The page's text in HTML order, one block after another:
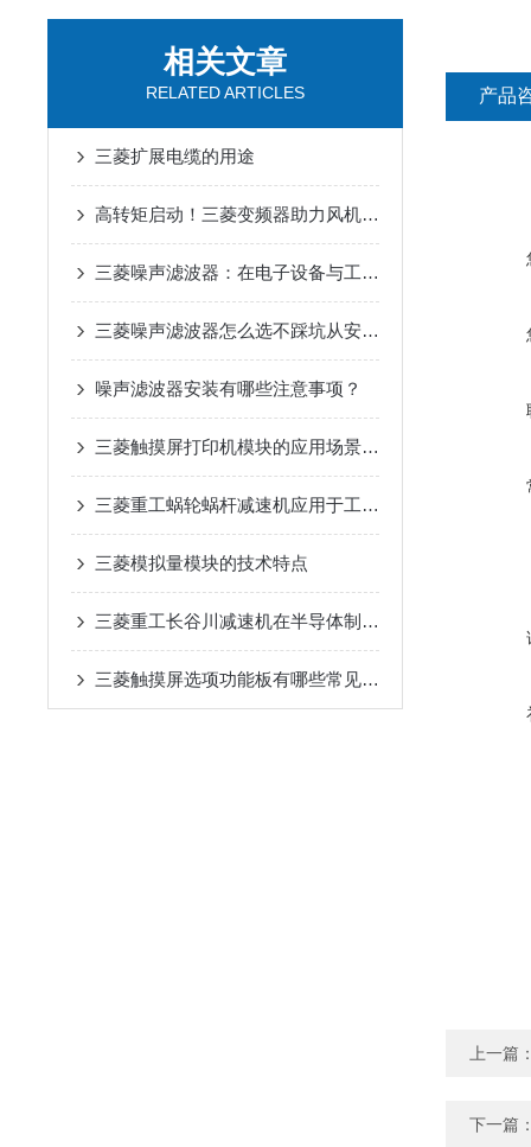
相关文章
RELATED ARTICLES
三菱扩展电缆的用途
高转矩启动！三菱变频器助力风机、泵类负载高效运行
三菱噪声滤波器：在电子设备与工业自动化中实现电磁兼容性提升的关键工具
三菱噪声滤波器怎么选不踩坑从安装环境到兼容性这些关键参数要关注
噪声滤波器安装有哪些注意事项？
三菱触摸屏打印机模块的应用场景是什么
三菱重工蜗轮蜗杆减速机应用于工业领域
三菱模拟量模块的技术特点
三菱重工长谷川减速机在半导体制造设备传动系统中的适配应用
三菱触摸屏选项功能板有哪些常见问题？
产品
上一篇
下一篇